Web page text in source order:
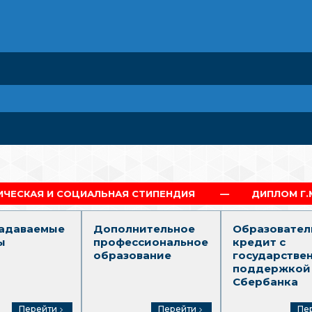
СТИПЕНДИЯ ДИПЛОМ Г.МОСКВА
Перейти
Дополнительное
профессиональное
образование
Перейти
кредит с
поддержкой
Сбербанка